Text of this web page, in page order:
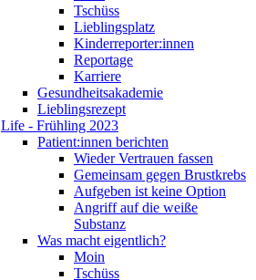
Tschüss
Lieblingsplatz
Kinderreporter:innen
Reportage
Karriere
Gesundheitsakademie
Lieblingsrezept
Life - Frühling 2023
Patient:innen berichten
Wieder Vertrauen fassen
Gemeinsam gegen Brustkrebs
Aufgeben ist keine Option
Angriff auf die weiße
Substanz
Was macht eigentlich?
Moin
Tschüss